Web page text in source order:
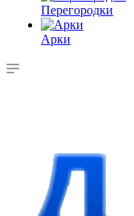
Перегородки
Арки